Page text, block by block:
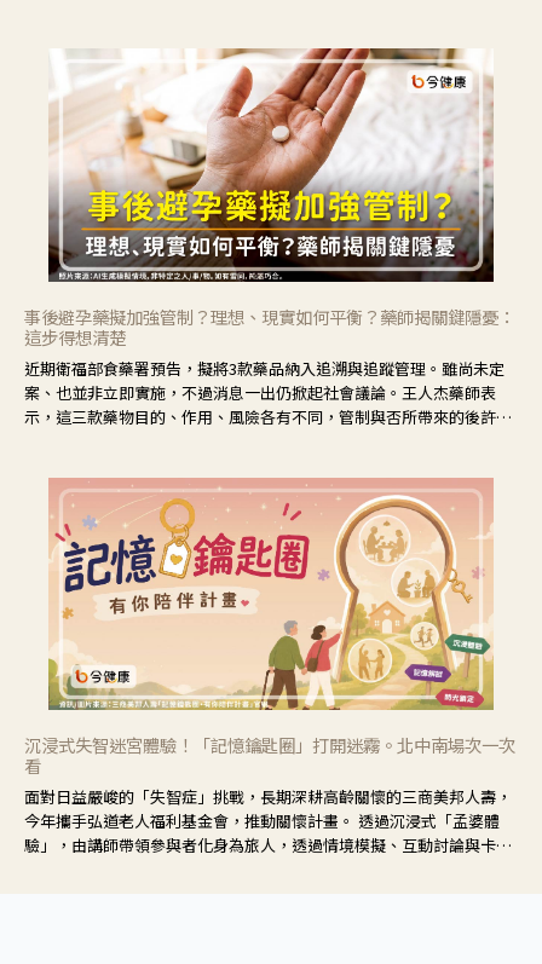
事後避孕藥擬加強管制？理想、現實如何平衡？藥師揭關鍵隱憂：
這步得想清楚
近期衛福部食藥署預告，擬將3款藥品納入追溯與追蹤管理。雖尚未定
案、也並非立即實施，不過消息一出仍掀起社會議論。王人杰藥師表
示，這三款藥物目的、作用、風險各有不同，管制與否所帶來的後許影
沉浸式失智迷宮體驗！「記憶鑰匙圈」打開迷霧。北中南場次一次
看
面對日益嚴峻的「失智症」挑戰，長期深耕高齡關懷的三商美邦人壽，
今年攜手弘道老人福利基金會，推動關懷計畫。 透過沉浸式「孟婆體
驗」，由講師帶領參與者化身為旅人，透過情境模擬、互動討論與卡牌